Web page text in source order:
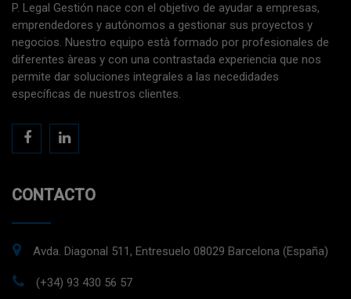
P. Legal Gestión nace con el objetivo de ayudar a empresas,
emprendedores y autónomos a gestionar sus proyectos y
negocios. Nuestro equipo està formado por profesionales de
diferentes àreas y con una contrastada experiencia que nos
permite dar soluciones integrales a las necedidades
específicas de nuestros clientes.
CONTACTO
Avda. Diagonal 511, Entresuelo 08029 Barcelona (España)
(+34) 93 430 56 57